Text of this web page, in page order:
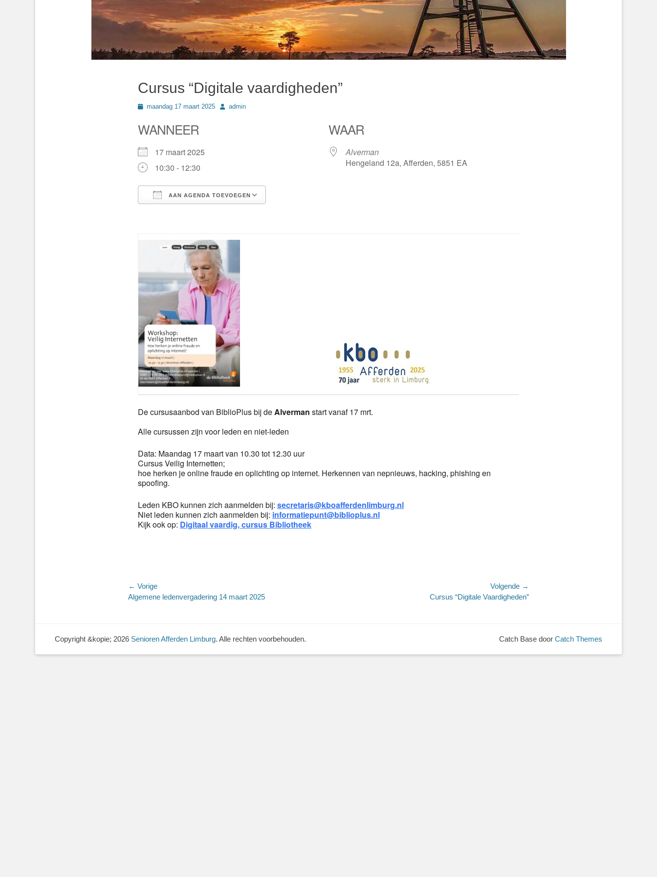
Cursus “Digitale vaardigheden”
Geplaatst
maandag 17 maart 2025 Authoradmin
WANNEER
17 maart 2025
10:30 - 12:30
AAN AGENDA TOEVOEGEN
WAAR
Alverman
Hengeland 12a, Afferden, 5851 EA
De cursusaanbod van BiblioPlus bij deAlverman start vanaf 17 mrt.
Alle cursussen zijn voor leden en niet-leden
Data: Maandag 17 maart van 10.30 tot 12.30 uur
Cursus Veilig Internetten;
hoe herken je online fraude en oplichting op internet. Herkennen van nepnieuws, hacking, phishing en
spoofing.
Leden KBO kunnen zich aanmelden bij: secretaris@kboafferdenlimburg.nl
Niet leden kunnen zich aanmelden bij: informatiepunt@biblioplus.nl
Kijk ook op: Digitaal vaardig, cursus Bibliotheek
Bericht
navigatie
← Vorige
Vorig
Algemene ledenvergadering 14 maart 2025
Volgende →
Cursus “Digitale Vaardigheden”
Copyright &kopie; 2026 Senioren Afferden Limburg. Alle rechten voorbehouden. Catch Base door Catch Themes